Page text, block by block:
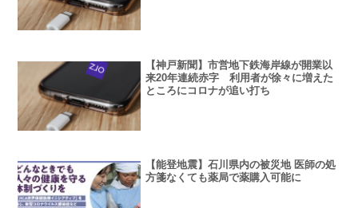
【神戸新聞】市営地下鉄海岸線が開業以
来20年連続赤字 利用者が徐々に増えた
ところにコロナが追い打ち
【能登地震】石川県内の被災地 医師の処
方箋なくても薬局で薬購入可能に